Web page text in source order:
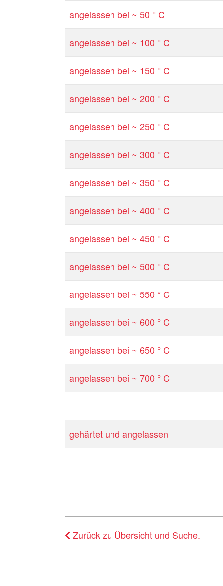
angelassen bei ~ 50 ° C
angelassen bei ~ 100 ° C
angelassen bei ~ 150 ° C
angelassen bei ~ 200 ° C
angelassen bei ~ 250 ° C
angelassen bei ~ 300 ° C
angelassen bei ~ 350 ° C
angelassen bei ~ 400 ° C
angelassen bei ~ 450 ° C
angelassen bei ~ 500 ° C
angelassen bei ~ 550 ° C
angelassen bei ~ 600 ° C
angelassen bei ~ 650 ° C
angelassen bei ~ 700 ° C
gehärtet und angelassen
Zurück zu Übersicht und Suche.